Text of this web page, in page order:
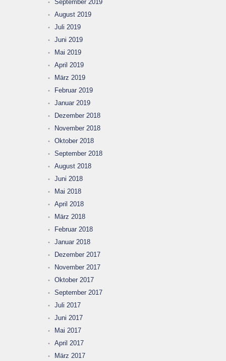
September 2019
August 2019
Juli 2019
Juni 2019
Mai 2019
April 2019
März 2019
Februar 2019
Januar 2019
Dezember 2018
November 2018
Oktober 2018
September 2018
August 2018
Juni 2018
Mai 2018
April 2018
März 2018
Februar 2018
Januar 2018
Dezember 2017
November 2017
Oktober 2017
September 2017
Juli 2017
Juni 2017
Mai 2017
April 2017
März 2017